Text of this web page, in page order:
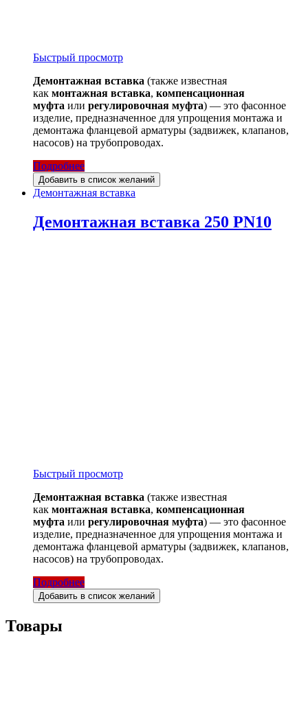
Быстрый просмотр
Демонтажная вставка (также известная
как монтажная вставка, компенсационная
муфта или регулировочная муфта) — это фасонное
изделие, предназначенное для упрощения монтажа и
демонтажа фланцевой арматуры (задвижек, клапанов,
насосов) на трубопроводах.
Подробнее
Добавить в список желаний
Демонтажная вставка
Демонтажная вставка 250 PN10
Быстрый просмотр
Демонтажная вставка (также известная
как монтажная вставка, компенсационная
муфта или регулировочная муфта) — это фасонное
изделие, предназначенное для упрощения монтажа и
демонтажа фланцевой арматуры (задвижек, клапанов,
насосов) на трубопроводах.
Подробнее
Добавить в список желаний
Товары